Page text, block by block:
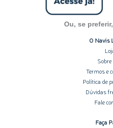
Ou, se preferir,
O Navis
Termos e
Política de
Dúvidas
Fale
Faça